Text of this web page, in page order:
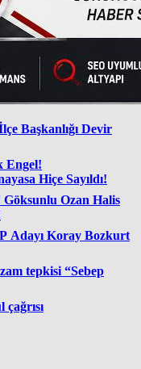
Başkanlığı Devir
Engel!
Hiçe Sayıldı!
Göksunlu Ozan Halis
Adayı Koray Bozkurt
tepkisi “Sebep